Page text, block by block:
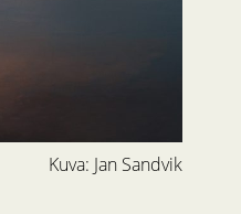
Kuva: Jan Sandvik